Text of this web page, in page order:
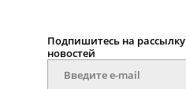
Подпишитесь на рассылку
новостей